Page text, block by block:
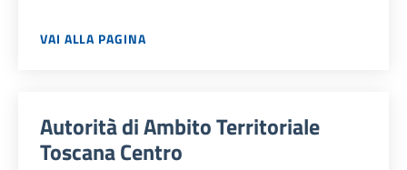
VAI ALLA PAGINA
Autorità di Ambito Territoriale
Toscana Centro